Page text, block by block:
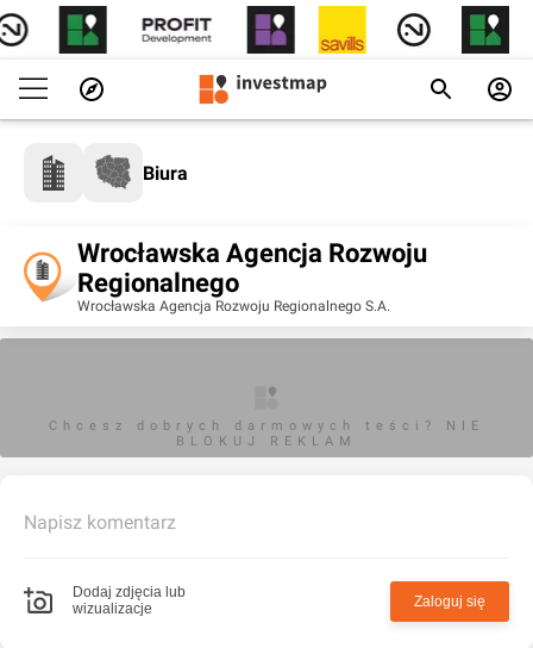
Biura
Wrocławska Agencja Rozwoju
Regionalnego
Wrocławska Agencja Rozwoju Regionalnego S.A.
Chcesz dobrych darmowych teści? NIE
BLOKUJ REKLAM
Napisz komentarz
Dodaj zdjęcia lub
wizualizacje
Zaloguj się